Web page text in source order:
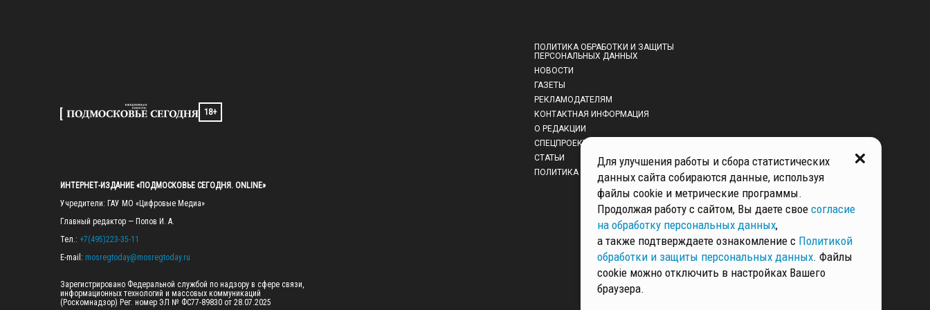
18+
ИНТЕРНЕТ-ИЗДАНИЕ «ПОДМОСКОВЬЕ СЕГОДНЯ. ONLINE»
Учредители: ГАУ МО «Цифровые Медиа»
Главный редактор — Попов И. А.
Тел.: +7(495)223-35-11
E-mail: mosregtoday@mosregtoday.ru
Зарегистрировано Федеральной службой по надзору в сфере связи,
информационных технологий и массовых коммуникаций
(Роскомнадзор) Рег. номер ЭЛ № ФС77-89830 от 28.07.2025
ПОЛИТИКА ОБРАБОТКИ И ЗАЩИТЫ
ПЕРСОНАЛЬНЫХ ДАННЫХ
НОВОСТИ
ГАЗЕТЫ
РЕКЛАМОДАТЕЛЯМ
КОНТАКТНАЯ ИНФОРМАЦИЯ
О РЕДАКЦИИ
СПЕЦПРОЕКТЫ
СТАТЬИ
ПОЛИТИКА КОНФИДЕНЦИАЛЬНОСТИ
Для улучшения работы и сбора статистических
данных сайта собираются данные, используя
файлы cookie и метрические программы.
Продолжая работу с сайтом, Вы даете свое согласие
на обработку персональных данных,
а также подтверждаете ознакомление с Политикой
обработки и защиты персональных данных. Файлы
cookie можно отключить в настройках Вашего
браузера.